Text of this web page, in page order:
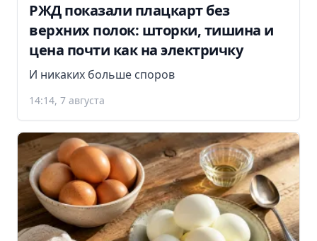
РЖД показали плацкарт без
верхних полок: шторки, тишина и
цена почти как на электричку
И никаких больше споров
14:14, 7 августа